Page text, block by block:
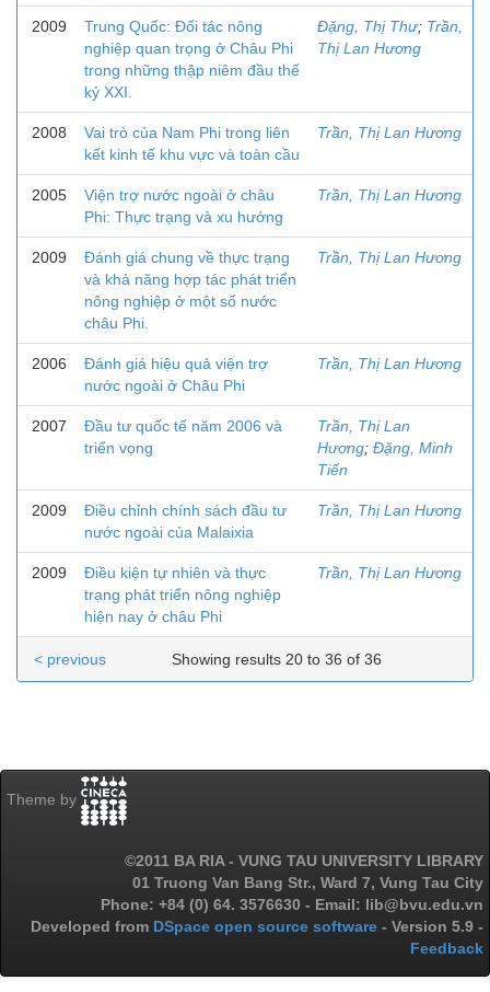
2009
Trung Quốc: Đối tác nông
nghiệp quan trọng ở Châu Phi
trong những thập niêm đầu thế
kỷ XXI.
Đặng, Thị Thư; Trần,
Thị Lan Hương
2008
Vai trò của Nam Phi trong liên
kết kinh tế khu vực và toàn cầu
Trần, Thị Lan Hương
2005
Viện trợ nước ngoài ở châu
Phi: Thực trạng và xu hướng
Trần, Thị Lan Hương
2009
Đánh giá chung về thực trạng
và khả năng hợp tác phát triển
nông nghiệp ở một số nước
châu Phi.
Trần, Thị Lan Hương
2006
Đánh giá hiệu quả viện trợ
nước ngoài ở Châu Phi
Trần, Thị Lan Hương
2007
Đầu tư quốc tế năm 2006 và
triển vọng
Trần, Thị Lan
Hương; Đặng, Minh
Tiến
2009
Điều chỉnh chính sách đầu tư
nước ngoài của Malaixia
Trần, Thị Lan Hương
2009
Điều kiện tự nhiên và thực
trạng phát triển nông nghiệp
hiện nay ở châu Phi
Trần, Thị Lan Hương
Showing results 20 to 36 of 36
< previous
Theme by
©2011 BA RIA - VUNG TAU UNIVERSITY LIBRARY
01 Truong Van Bang Str., Ward 7, Vung Tau City
Phone: +84 (0) 64. 3576630 - Email: lib@bvu.edu.vn
Developed from DSpace open source software - Version 5.9 -
Feedback